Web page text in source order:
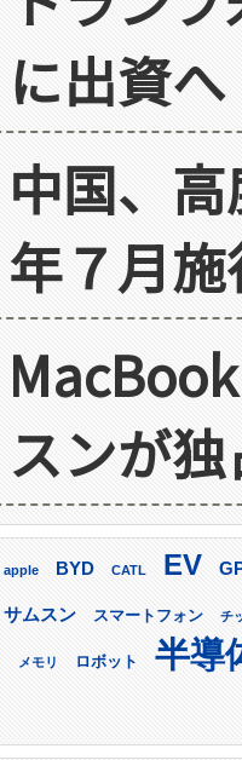
に出資へ
中国、
年７月
スンが
apple BYD CATL EV
サムスン スマートフォン チ
メモリ ロボット 半導